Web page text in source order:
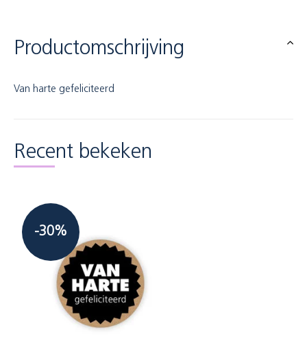
Productomschrijving
Van harte gefeliciteerd
Recent bekeken
-30%